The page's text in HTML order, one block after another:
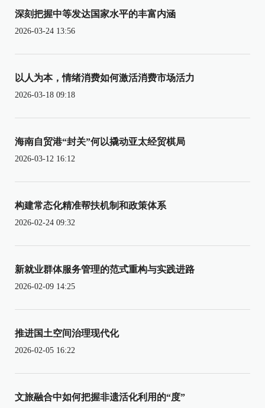
深刻把握中等发达国家水平的丰富内涵
2026-03-24 13:56
以人为本，情绪消费如何激活消费市场活力
2026-03-18 09:18
海南自贸港“封关”何以撬动亚太经贸棋局
2026-03-12 16:12
构建常态化精准帮扶机制和政策体系
2026-02-24 09:32
新就业群体服务管理的范式重构与实践进路
2026-02-09 14:25
推进国土空间治理现代化
2026-02-05 16:22
文旅融合中如何把握非遗活化利用的“度”